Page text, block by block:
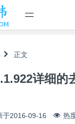
正文
详细的
于2016-09-16 热